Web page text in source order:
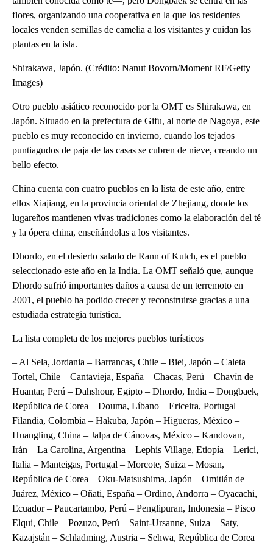
flores, organizando una cooperativa en la que los residentes
locales venden semillas de camelia a los visitantes y cuidan las
plantas en la isla.
Shirakawa, Japón. (Crédito: Nanut Bovorn/Moment RF/Getty
Images)
Otro pueblo asiático reconocido por la OMT es Shirakawa, en
Japón. Situado en la prefectura de Gifu, al norte de Nagoya, este
pueblo es muy reconocido en invierno, cuando los tejados
puntiagudos de paja de las casas se cubren de nieve, creando un
bello efecto.
China cuenta con cuatro pueblos en la lista de este año, entre
ellos Xiajiang, en la provincia oriental de Zhejiang, donde los
lugareños mantienen vivas tradiciones como la elaboración del té
y la ópera china, enseñándolas a los visitantes.
Dhordo, en el desierto salado de Rann of Kutch, es el pueblo
seleccionado este año en la India. La OMT señaló que, aunque
Dhordo sufrió importantes daños a causa de un terremoto en
2001, el pueblo ha podido crecer y reconstruirse gracias a una
estudiada estrategia turística.
La lista completa de los mejores pueblos turísticos
– Al Sela, Jordania – Barrancas, Chile – Biei, Japón – Caleta
Tortel, Chile – Cantavieja, España – Chacas, Perú – Chavín de
Huantar, Perú – Dahshour, Egipto – Dhordo, India – Dongbaek,
República de Corea – Douma, Líbano – Ericeira, Portugal –
Filandia, Colombia – Hakuba, Japón – Higueras, México –
Huangling, China – Jalpa de Cánovas, México – Kandovan,
Irán – La Carolina, Argentina – Lephis Village, Etiopía – Lerici,
Italia – Manteigas, Portugal – Morcote, Suiza – Mosan,
República de Corea – Oku-Matsushima, Japón – Omitlán de
Juárez, México – Oñati, España – Ordino, Andorra – Oyacachi,
Ecuador – Paucartambo, Perú – Penglipuran, Indonesia – Pisco
Elqui, Chile – Pozuzo, Perú – Saint-Ursanne, Suiza – Saty,
Kazajstán – Schladming, Austria – Sehwa, República de Corea